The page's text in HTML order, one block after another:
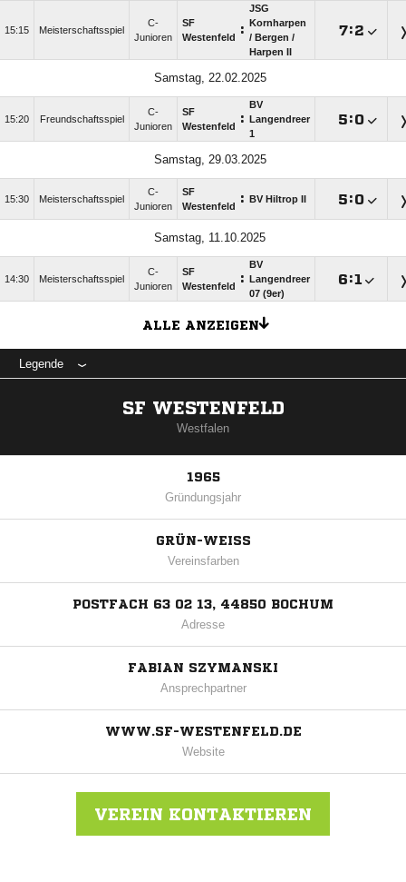
15:15 Meisterschaftsspiel
C-
Junioren
SF
Westenfeld
:
JSG
Kornharpen
/​ Bergen /​
Harpen II
:
Samstag, 22.02.2025
15:20 Freundschaftsspiel
C-
Junioren
SF
Westenfeld
:
BV
Langendreer
1
:
Samstag, 29.03.2025
15:30 Meisterschaftsspiel
C-
Junioren
SF
Westenfeld
: BV Hiltrop II :
Samstag, 11.10.2025
14:30 Meisterschaftsspiel
C-
Junioren
SF
Westenfeld
:
BV
Langendreer
07 (9er)
:
ALLE ANZEIGEN
Legende
SF WESTENFELD
Westfalen
1965
Gründungsjahr
GRÜN-WEISS
Vereinsfarben
POSTFACH 63 02 13, 44850 BOCHUM
Adresse
FABIAN SZYMANSKI
Ansprechpartner
WWW.SF-WESTENFELD.DE
Website
VEREIN KONTAKTIEREN